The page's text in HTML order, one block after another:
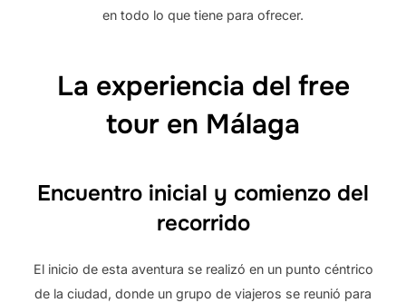
en todo lo que tiene para ofrecer.
La experiencia del free
tour en Málaga
Encuentro inicial y comienzo del
recorrido
El inicio de esta aventura se realizó en un punto céntrico
de la ciudad, donde un grupo de viajeros se reunió para